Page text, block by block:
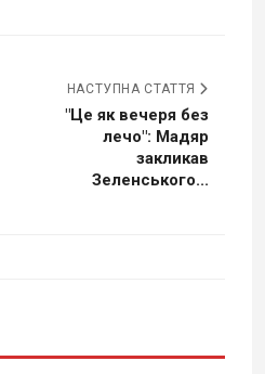
НАСТУПНА СТАТТЯ
"Це як вечеря без
лечо": Мадяр
закликав
Зеленського...